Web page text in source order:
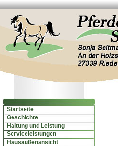
Startseite
Geschichte
Haltung und Leistung
Serviceleistungen
Hausaußenansicht